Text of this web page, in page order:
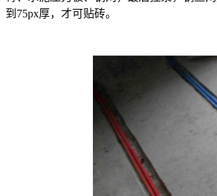
到75px厚，才可贴砖。